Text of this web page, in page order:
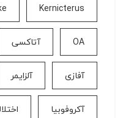
Kernicterus
OA آتاکسی
آفازی آلزایمر
آکروفوبیا